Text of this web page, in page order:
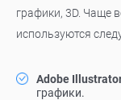
графики, 3D. Чаще
используются
Adobe
графики.